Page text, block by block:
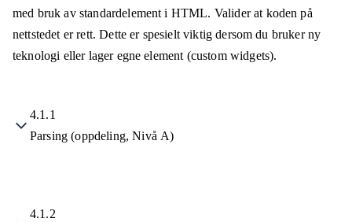
med bruk av standardelement i HTML. Valider at koden på
nettstedet er rett. Dette er spesielt viktig dersom du bruker ny
teknologi eller lager egne element (custom widgets).
4.1.1
Parsing (oppdeling, Nivå A)
4.1.2